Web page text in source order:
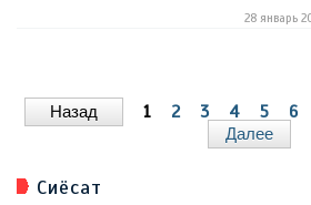
28 январь
Назад 1 2 3 4 5 6
Далее
Сиёсат